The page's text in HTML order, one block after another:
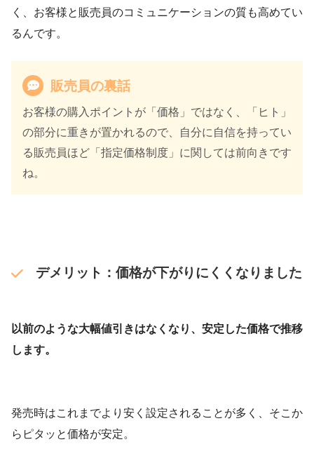
く、お客様と販売員のコミュニケーションの質も高めてい
るんです。
販売員の裏話
お客様の購入ポイントが「価格」ではなく、「ヒト」
の部分に重きが置かれるので、自分に自信を持ってい
る販売員ほど「指定価格制度」に関しては前向きです
ね。
デメリット：価格が下がりにくくなりました
以前のような大幅値引きはなくなり、安定した価格で推移
します。
発売時はこれまでより安く設定されることが多く、そこか
らピタッと価格が安定。